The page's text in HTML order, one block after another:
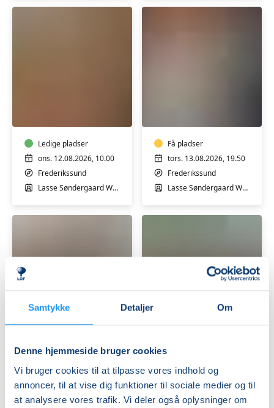
Samtykke Detaljer Om
Denne hjemmeside bruger cookies
Vi bruger cookies til at tilpasse vores indhold og
annoncer, til at vise dig funktioner til sociale medier og til
at analysere vores trafik. Vi deler også oplysninger om
Ledige pladser
ons. 12.08.2026, 10.00
Frederikssund
Lasse Søndergaard Wahlgren
Få pladser
tors. 13.08.2026, 19.50
Frederikssund
Lasse Søndergaard Wahlgren
Guitar
for
letøvede
Få pladser
tors. 13.08.2026, 18.00
Frederikssund
Lasse Søndergaard Wahlgren
Kvindekoret
ons. 02.09.2026, 18.30
Frederikssund
Freja Amalie Broszka